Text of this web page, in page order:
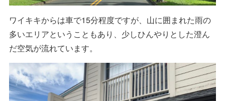
ワイキキからは車で15分程度ですが、山に囲まれた雨の
多いエリアということもあり、少しひんやりとした澄ん
だ空気が流れています。